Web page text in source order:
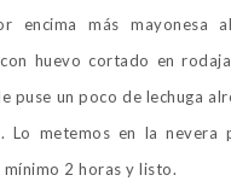
encima más mayonesa
huevo cortado en
puse un poco de lechuga
Lo metemos en la nevera
mínimo 2 horas y listo.